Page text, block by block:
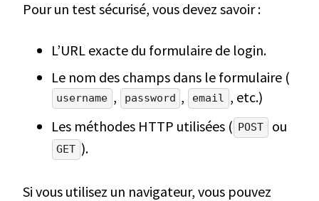
Pour un test sécurisé, vous devez savoir :
L’URL exacte du formulaire de login.
Le nom des champs dans le formulaire (
username , password , email , etc.)
Les méthodes HTTP utilisées ( POST ou
GET ).
Si vous utilisez un navigateur, vous pouvez